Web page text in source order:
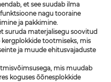
et see suudab ilma
nagu tooraine
ja pakkimine.
suruda materjalisegu soovitud
kergplokkide tootmiseks, mis
ja muude ehitusvajaduste
mis muudab
koguses õõnesplokkide